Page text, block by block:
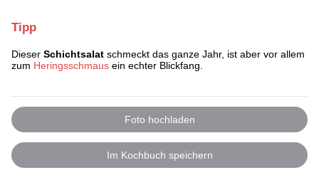
Tipp
Dieser Schichtsalat schmeckt das ganze Jahr, ist aber vor allem
zum Heringsschmaus ein echter Blickfang.
Foto hochladen
Im Kochbuch speichern